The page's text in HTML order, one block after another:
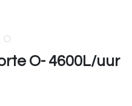
O- 4600L/uur